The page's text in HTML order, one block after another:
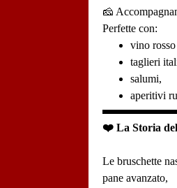
🧀
Perfette con:
vino
taglieri
salumi,
aperitivi
❤️ La Storia
Le bruschette
pane avanzato,